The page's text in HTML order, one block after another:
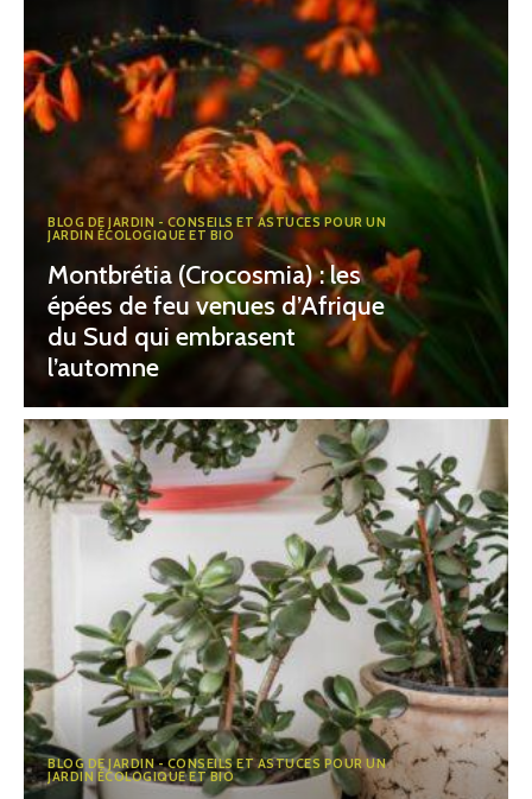
BLOG DE JARDIN - CONSEILS ET ASTUCES POUR UN
JARDIN ÉCOLOGIQUE ET BIO
Montbrétia (Crocosmia) : les
épées de feu venues d’Afrique
du Sud qui embrasent
l’automne
BLOG DE JARDIN - CONSEILS ET ASTUCES POUR UN
JARDIN ÉCOLOGIQUE ET BIO